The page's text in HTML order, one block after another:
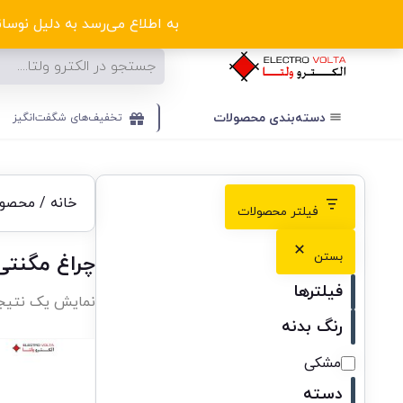
به اطلاع می‌رسد به دلیل
دسته‌بندی‌ محصولات تخفیف‌های شگفت‌انگیز
فیلتر محصولات
بستن
فیلترها
رنگ بدنه
مشکی
دسته
خانه /
چراغ
نمایش یک